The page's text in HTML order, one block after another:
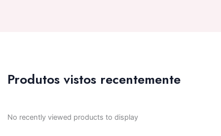
Produtos vistos recentemente
No recently viewed products to display